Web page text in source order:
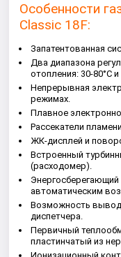
Особенности
Classic 18F:
Запатентованная
Два диапазона
отопления: 30-80°С
Непрерывная
режимах.
Плавное
Рассекатели
ЖК-дисплей и
Встроенный
(расходомер).
автоматическим
Возможность
диспетчера.
Первичный
пластинчатый из